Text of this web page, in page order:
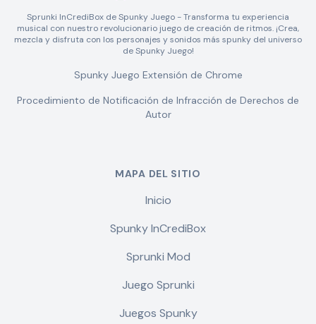
Sprunki InCrediBox de Spunky Juego - Transforma tu experiencia
musical con nuestro revolucionario juego de creación de ritmos. ¡Crea,
mezcla y disfruta con los personajes y sonidos más spunky del universo
de Spunky Juego!
Spunky Juego Extensión de Chrome
Procedimiento de Notificación de Infracción de Derechos de
Autor
MAPA DEL SITIO
Inicio
Spunky InCrediBox
Sprunki Mod
Juego Sprunki
Juegos Spunky